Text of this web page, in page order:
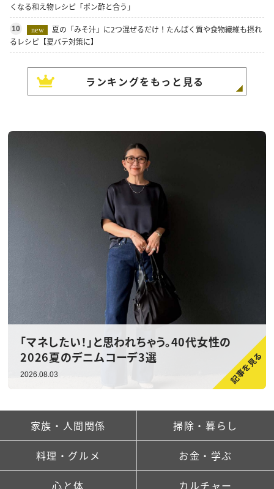
くなる和え物レシピ「ポン酢と合う」
10 new
夏の「みそ汁」に2つ混ぜるだけ！たんぱく質や食物繊維も摂れ
るレシピ【夏バテ対策に】
ランキングをもっと見る
「マネしたい！」と思われちゃう。40代女性の
2026夏のデニムコーデ3選
2026.08.03
家族・人間関係 掃除・暮らし
料理・グルメ お金・学ぶ
心と体 カルチャー